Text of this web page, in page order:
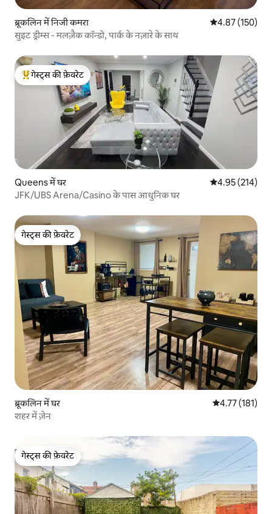
ब्रूकलिन में निजी कमरा औसत रेटिंग 5 में से
4.87 (150)
सुइट ड्रीम्स - मलज़ैक कॉन्डो, पार्क के नज़ारे के साथ
गेस्ट्स का टॉप फ़ेवरेट
गेस्ट्स की फ़ेवरेट
Queens में घर औसत रेटिंग 5 में से
4.95 (214)
JFK/UBS Arena/Casino के पास आधुनिक घर
गेस्ट्स की फ़ेवरेट
गेस्ट्स की फ़ेवरेट
ब्रूकलिन में घर औसत रेटिंग 5 में से
4.77 (181)
शहर में ज़ेन
गेस्ट्स की फ़ेवरेट
गेस्ट्स की फ़ेवरेट